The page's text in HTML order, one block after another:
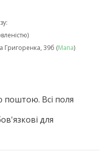
Григоренка, 39б (Мапа)
поштою. Всі поля
для